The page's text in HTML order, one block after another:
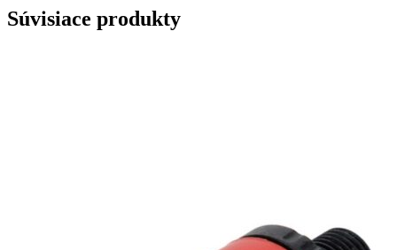
Súvisiace produkty